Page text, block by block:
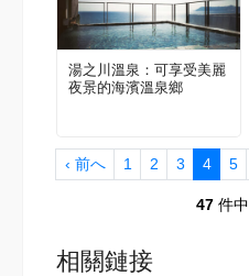
湯之川溫泉：可享受美麗
夜景的海濱溫泉鄉
‹ 前へ 1 2 3 4 5
47 件中
相關鏈接